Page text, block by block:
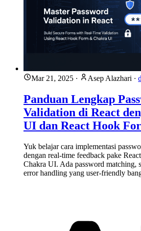
Mar 21, 2025 · Asep Alazhari ·
Panduan Lengkap
Validation di React
UI dan React Hook
Yuk belajar cara implementasi
dengan real-time feedback pake
Chakra UI. Ada password matching,
error handling yang user-friendly